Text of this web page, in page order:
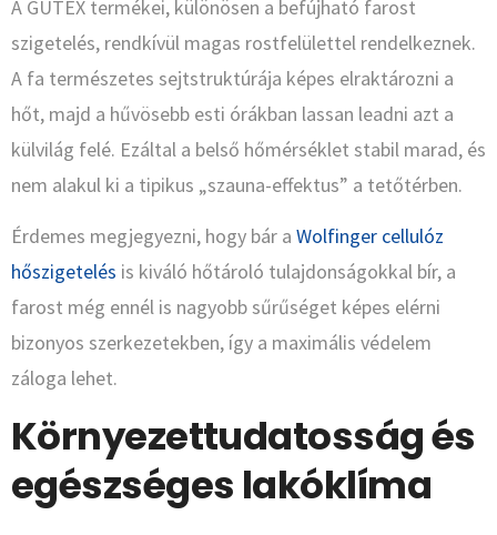
A GUTEX termékei, különösen a befújható farost
szigetelés, rendkívül magas rostfelülettel rendelkeznek.
A fa természetes sejtstruktúrája képes elraktározni a
hőt, majd a hűvösebb esti órákban lassan leadni azt a
külvilág felé. Ezáltal a belső hőmérséklet stabil marad, és
nem alakul ki a tipikus „szauna-effektus” a tetőtérben.
Érdemes megjegyezni, hogy bár a Wolfinger cellulóz
hőszigetelés is kiváló hőtároló tulajdonságokkal bír, a
farost még ennél is nagyobb sűrűséget képes elérni
bizonyos szerkezetekben, így a maximális védelem
záloga lehet.
Környezettudatosság és
egészséges lakóklíma